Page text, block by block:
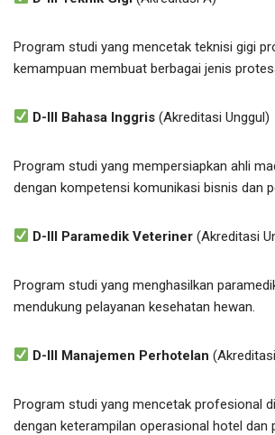
Program studi yang mencetak teknisi gigi
kemampuan membuat berbagai jenis
D-III Bahasa Inggris (Akreditasi Unggul)
Program studi yang mempersiapkan ahli
dengan kompetensi komunikasi bisnis dan
D-III Paramedik Veteriner (Akreditasi
Program studi yang menghasilkan
mendukung pelayanan kesehatan hewan.
D-III Manajemen Perhotelan
Program studi yang mencetak profesional
dengan keterampilan operasional hotel dan